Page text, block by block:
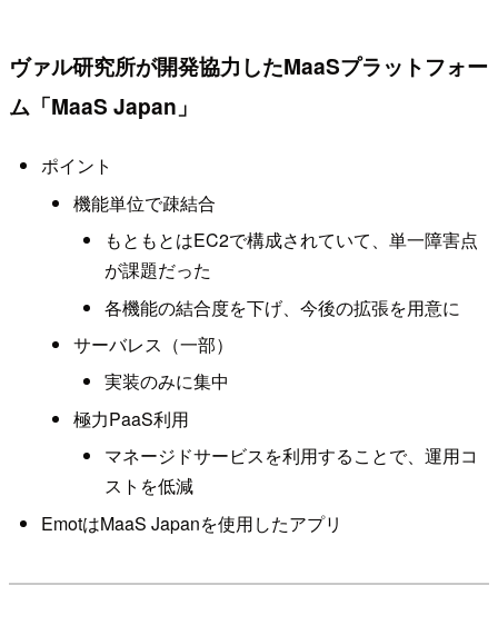
ヴァル研究所が開発協力したMaaSプラットフォー
ム「MaaS Japan」
ポイント
機能単位で疎結合
もともとはEC2で構成されていて、単一障害点
が課題だった
各機能の結合度を下げ、今後の拡張を用意に
サーバレス（一部）
実装のみに集中
極力PaaS利用
マネージドサービスを利用することで、運用コ
ストを低減
EmotはMaaS Japanを使用したアプリ